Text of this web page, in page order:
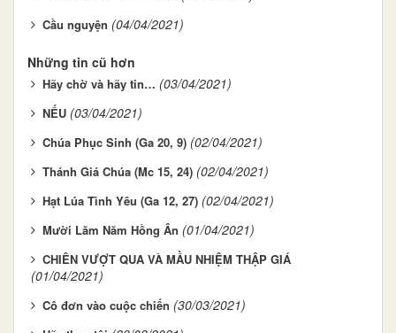
Cầu nguyện (04/04/2021)
Những tin cũ hơn
Hãy chờ và hãy tin… (03/04/2021)
NẾU (03/04/2021)
Chúa Phục Sinh (Ga 20, 9) (02/04/2021)
Thánh Giá Chúa (Mc 15, 24) (02/04/2021)
Hạt Lúa Tình Yêu (Ga 12, 27) (02/04/2021)
Mười Lăm Năm Hồng Ân (01/04/2021)
CHIÊN VƯỢT QUA VÀ MẦU NHIỆM THẬP GIÁ
(01/04/2021)
Cô đơn vào cuộc chiến (30/03/2021)